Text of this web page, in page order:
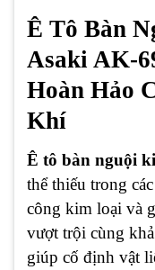
Ê Tô Bàn
Asaki AK-
Hoàn Hảo
Khí
Ê tô bàn nguội
thể thiếu trong
công kim loại và
vượt trội cùng
giúp cố định vật